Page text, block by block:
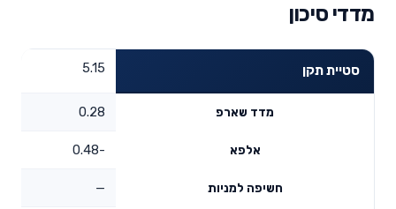
מדדי סיכון
סטיית תקן 5.15
מדד שארפ 0.28
אלפא -0.48
חשיפה למניות —